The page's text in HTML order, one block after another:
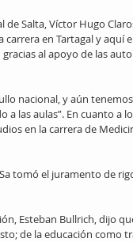
de Salta, Víctor Hugo
en Tartagal y aquí
al apoyo de las
nacional, y aún
a las aulas”. En cuanto a
en la carrera de
tomó el juramento de
Esteban Bullrich, dijo
de la educación como